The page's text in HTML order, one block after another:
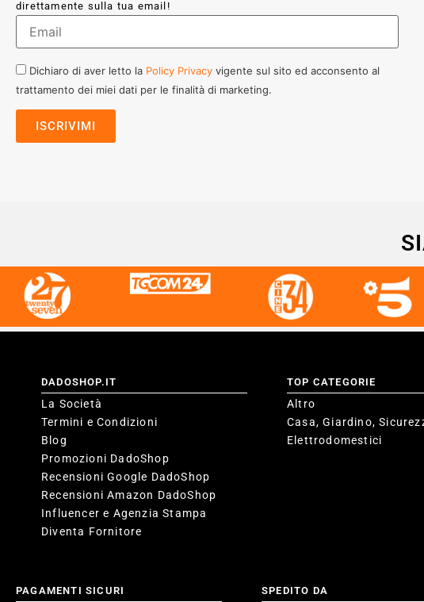
direttamente sulla tua email!
Dichiaro di aver letto la Policy Privacy vigente sul sito ed acconsento al
trattamento dei miei dati per le finalità di marketing.
DADOSHOP.IT
La Società
Termini e Condizioni
Blog
Promozioni DadoShop
Recensioni Google DadoShop
Recensioni Amazon DadoShop
Influencer e Agenzia Stampa
Diventa Fornitore
TOP CATEGORIE
Altro
Casa, Giardino,
Elettrodomestici
PAGAMENTI SICURI SPEDITO DA